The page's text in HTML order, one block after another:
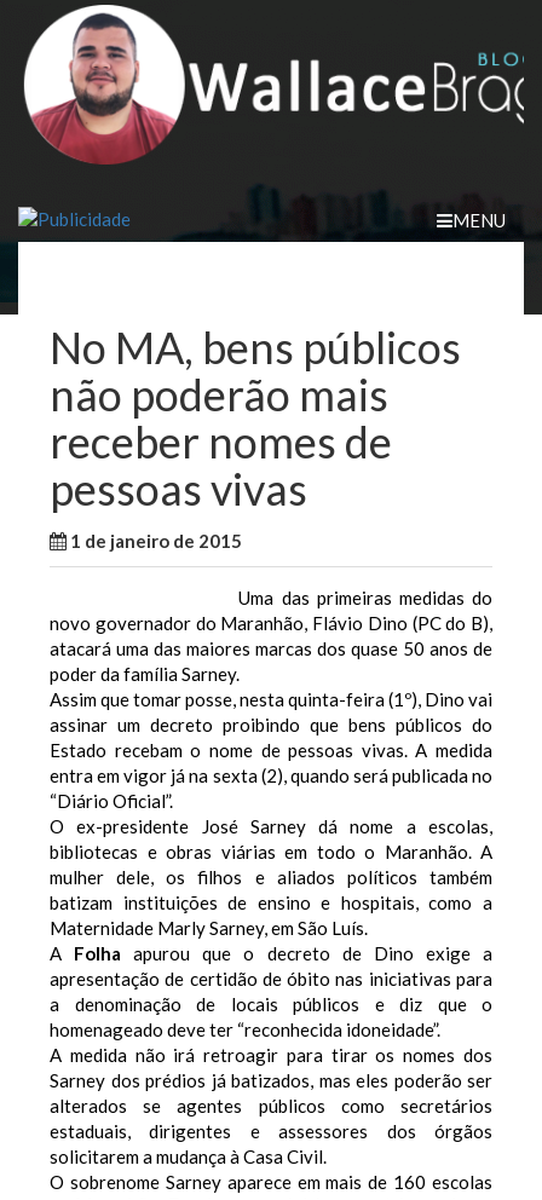
content
MENU
No MA, bens públicos
não poderão mais
receber nomes de
pessoas vivas
1 de janeiro de 2015
Uma das primeiras medidas do
novo governador do Maranhão, Flávio Dino (PC do B),
atacará uma das maiores marcas dos quase 50 anos de
poderda família Sarney.
Assim que tomar posse, nesta quinta-feira (1º), Dino vai
assinar um decreto proibindo que bens públicos do
Estado recebam o nome de pessoas vivas. A medida
entra em vigor já na sexta (2), quando será publicada no
“Diário Oficial”.
O ex-presidente José Sarney dá nome a escolas,
bibliotecas e obras viárias em todo o Maranhão. A
mulher dele, os filhos e aliados políticos também
batizam instituições de ensino e hospitais, como a
Maternidade Marly Sarney, em São Luís.
A Folha apurou que o decreto de Dino exige a
apresentação de certidão de óbito nas iniciativas para
a denominação de locais públicos e diz que o
homenageado deve ter “reconhecida idoneidade”.
A medida não irá retroagir para tirar os nomes dos
Sarney dos prédios já batizados, mas eles poderão ser
alterados se agentes públicos como secretários
estaduais, dirigentes e assessores dos órgãos
solicitarem a mudança à Casa Civil.
O sobrenome Sarney aparece em mais de 160 escolas